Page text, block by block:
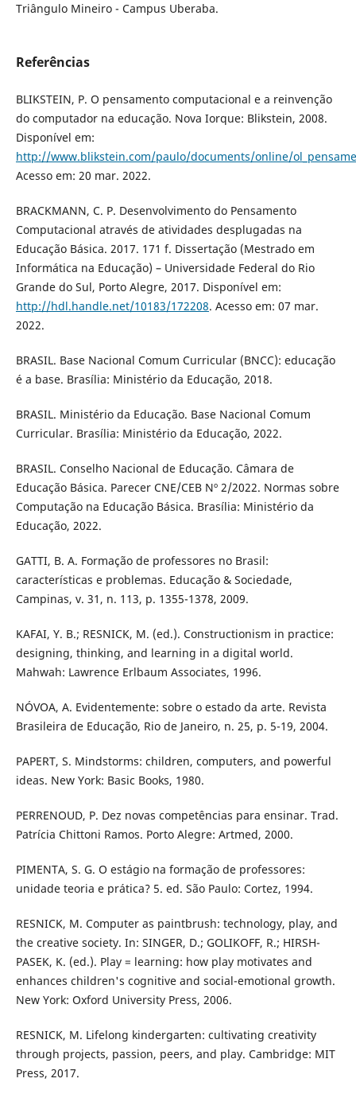
Triângulo Mineiro - Campus Uberaba.
Referências
BLIKSTEIN, P. O pensamento computacional e a reinvenção
do computador na educação. Nova Iorque: Blikstein, 2008.
Disponível em:
http://www.blikstein.com/paulo/documents/online/
Acesso em: 20 mar. 2022.
BRACKMANN, C. P. Desenvolvimento do Pensamento
Computacional através de atividades desplugadas na
Educação Básica. 2017. 171 f. Dissertação (Mestrado em
Informática na Educação) – Universidade Federal do Rio
Grande do Sul, Porto Alegre, 2017. Disponível em:
http://hdl.handle.net/10183/172208. Acesso em: 07 mar.
2022.
BRASIL. Base Nacional Comum Curricular (BNCC): educação
é a base. Brasília: Ministério da Educação, 2018.
BRASIL. Ministério da Educação. Base Nacional Comum
Curricular. Brasília: Ministério da Educação, 2022.
BRASIL. Conselho Nacional de Educação. Câmara de
Educação Básica. Parecer CNE/CEB Nº 2/2022. Normas sobre
Computação na Educação Básica. Brasília: Ministério da
Educação, 2022.
GATTI, B. A. Formação de professores no Brasil:
características e problemas. Educação & Sociedade,
Campinas, v. 31, n. 113, p. 1355-1378, 2009.
KAFAI, Y. B.; RESNICK, M. (ed.). Constructionism in practice:
designing, thinking, and learning in a digital world.
Mahwah: Lawrence Erlbaum Associates, 1996.
NÓVOA, A. Evidentemente: sobre o estado da arte. Revista
Brasileira de Educação, Rio de Janeiro, n. 25, p. 5-19, 2004.
PAPERT, S. Mindstorms: children, computers, and powerful
ideas. New York: Basic Books, 1980.
PERRENOUD, P. Dez novas competências para ensinar. Trad.
Patrícia Chittoni Ramos. Porto Alegre: Artmed, 2000.
PIMENTA, S. G. O estágio na formação de professores:
unidade teoria e prática? 5. ed. São Paulo: Cortez, 1994.
RESNICK, M. Computer as paintbrush: technology, play, and
the creative society. In: SINGER, D.; GOLIKOFF, R.; HIRSH-
PASEK, K. (ed.). Play = learning: how play motivates and
enhances children's cognitive and social-emotional growth.
New York: Oxford University Press, 2006.
RESNICK, M. Lifelong kindergarten: cultivating creativity
through projects, passion, peers, and play. Cambridge: MIT
Press, 2017.